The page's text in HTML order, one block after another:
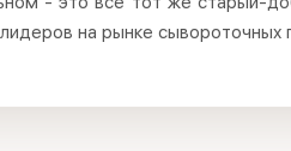
на рынке сывороточных